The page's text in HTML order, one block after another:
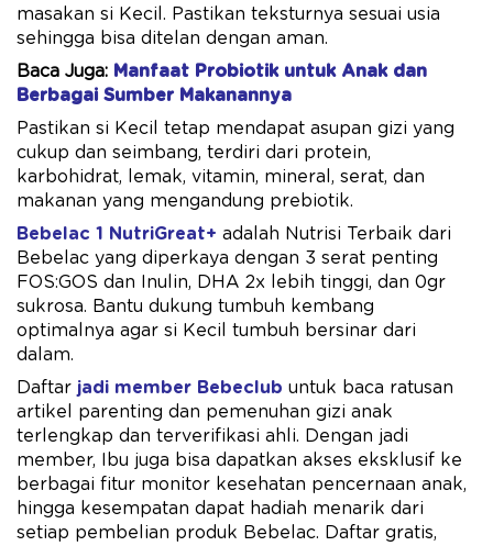
masakan si Kecil. Pastikan teksturnya sesuai usia
sehingga bisa ditelan dengan aman.
Baca Juga: Manfaat Probiotik untuk Anak dan
Berbagai Sumber Makanannya
Pastikan si Kecil tetap mendapat asupan gizi yang
cukup dan seimbang, terdiri dari protein,
karbohidrat, lemak, vitamin, mineral, serat, dan
makanan yang mengandung prebiotik.
Bebelac 1 NutriGreat+ adalah Nutrisi Terbaik dari
Bebelac yang diperkaya dengan 3 serat penting
FOS:GOS dan Inulin, DHA 2x ​lebih tinggi, dan 0gr
sukrosa. Bantu dukung tumbuh kembang
optimalnya agar si Kecil tumbuh bersinar dari
dalam.
Daftar jadi member Bebeclub untuk baca ratusan
artikel parenting dan pemenuhan gizi anak
terlengkap dan terverifikasi ahli. Dengan jadi
member, Ibu juga bisa dapatkan akses eksklusif ke
berbagai fitur monitor kesehatan pencernaan anak,
hingga kesempatan dapat hadiah menarik dari
setiap pembelian produk Bebelac. Daftar gratis,